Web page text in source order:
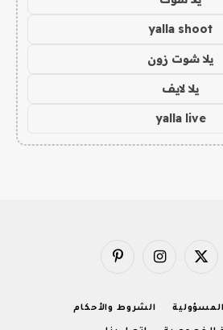
yalla shoot
يلا شوت زون
يلا لايف
yalla live
X
الانستغرامبينتيريست
المسؤولية الشروط والأحكام